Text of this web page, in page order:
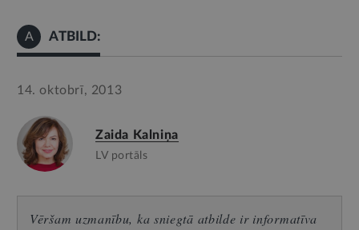
A ATBILD:
14. oktobrī, 2013
Zaida Kalniņa
LV portāls
Vēršam uzmanību, ka sniegtā atbilde ir informatīva